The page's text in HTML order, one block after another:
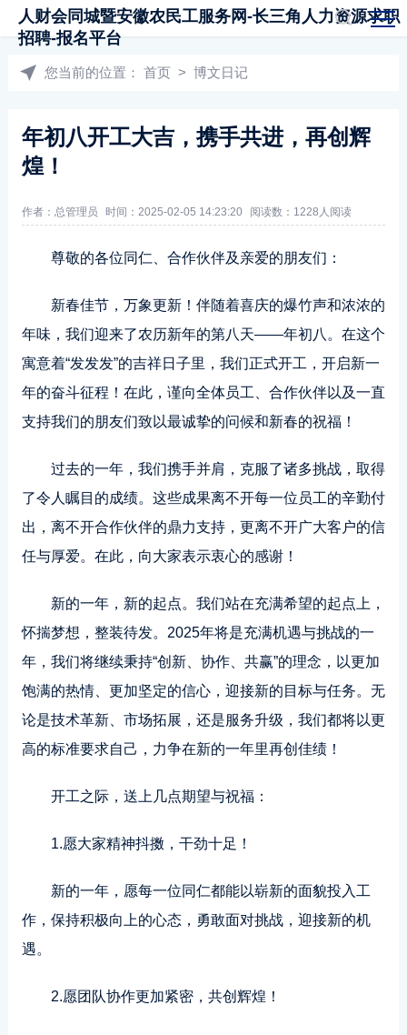
人财会同城暨安徽农民工服务网-长三角人力资源求职
招聘-报名平台
您当前的位置： 首页 > 博文日记
年初八开工大吉，携手共进，再创辉
煌！
作者：总管理员 时间：2025-02-05 14:23:20 阅读数：1228人阅读
尊敬的各位同仁、合作伙伴及亲爱的朋友们：
新春佳节，万象更新！伴随着喜庆的爆竹声和浓浓的
年味，我们迎来了农历新年的第八天——年初八。在这个
寓意着“发发发”的吉祥日子里，我们正式开工，开启新一
年的奋斗征程！在此，谨向全体员工、合作伙伴以及一直
支持我们的朋友们致以最诚挚的问候和新春的祝福！
过去的一年，我们携手并肩，克服了诸多挑战，取得
了令人瞩目的成绩。这些成果离不开每一位员工的辛勤付
出，离不开合作伙伴的鼎力支持，更离不开广大客户的信
任与厚爱。在此，向大家表示衷心的感谢！
新的一年，新的起点。我们站在充满希望的起点上，
怀揣梦想，整装待发。2025年将是充满机遇与挑战的一
年，我们将继续秉持“创新、协作、共赢”的理念，以更加
饱满的热情、更加坚定的信心，迎接新的目标与任务。无
论是技术革新、市场拓展，还是服务升级，我们都将以更
高的标准要求自己，力争在新的一年里再创佳绩！
开工之际，送上几点期望与祝福：
1.愿大家精神抖擞，干劲十足！
新的一年，愿每一位同仁都能以崭新的面貌投入工
作，保持积极向上的心态，勇敢面对挑战，迎接新的机
遇。
2.愿团队协作更加紧密，共创辉煌！